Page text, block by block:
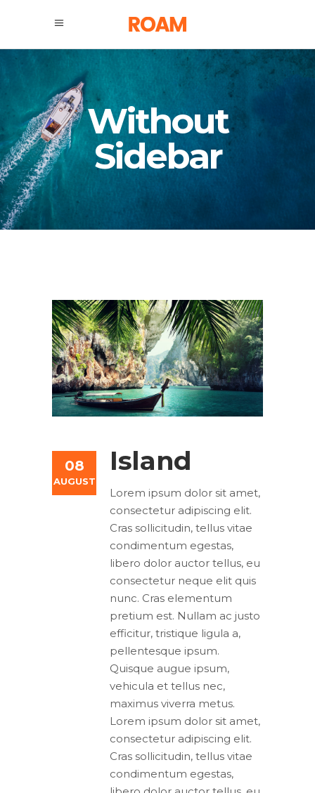
Without
Sidebar
08
AUGUST
Island
Lorem ipsum dolor sit amet,
consectetur adipiscing elit.
Cras sollicitudin, tellus vitae
condimentum egestas,
libero dolor auctor tellus, eu
consectetur neque elit quis
nunc. Cras elementum
pretium est. Nullam ac justo
efficitur, tristique ligula a,
pellentesque ipsum.
Quisque augue ipsum,
vehicula et tellus nec,
maximus viverra metus.
Lorem ipsum dolor sit amet,
consectetur adipiscing elit.
Cras sollicitudin, tellus vitae
condimentum egestas,